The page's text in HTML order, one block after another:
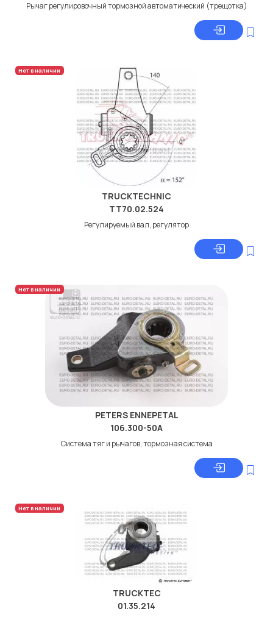
Рычаг регулировочный тормозной автоматический (трещотка)
Нет в наличии
TRUCKTECHNIC
TT70.02.524
Регулируемый вал, регулятор
Нет в наличии
PETERS ENNEPETAL
106.300-50A
Система тяг и рычагов, тормозная система
Нет в наличии
TRUCKTEC
01.35.214